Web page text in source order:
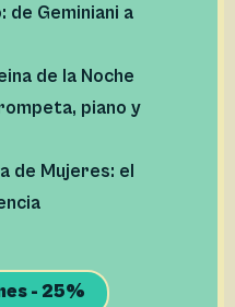
de Geminiani a
de la Noche
piano y
de Mujeres: el
- 25%